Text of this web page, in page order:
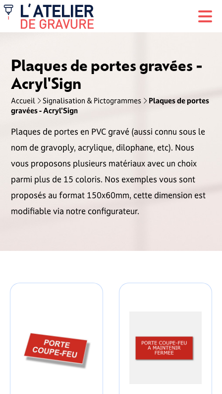
Plaques de portes gravées -
Acryl'Sign
Accueil Signalisation & Pictogrammes
Plaques de portes
gravées - Acryl'Sign
Plaques de portes en PVC gravé (aussi connu sous le
nom de gravoply, acrylique, dilophane, etc). Nous
vous proposons plusieurs matériaux avec un choix
parmi plus de 15 coloris. Nos exemples vous sont
proposés au format 150x60mm, cette dimension est
modifiable via notre configurateur.